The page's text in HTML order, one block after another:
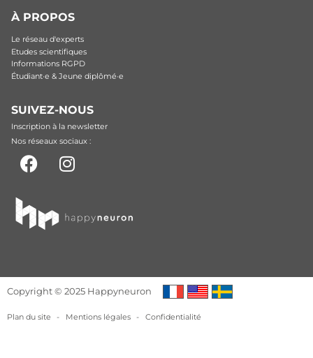
À PROPOS
Le réseau d'experts
Etudes scientifiques
Informations RGPD
Étudiant·e & Jeune diplômé·e
SUIVEZ-NOUS
Inscription à la newsletter
Nos réseaux sociaux :
Copyright © 2025 Happyneuron
Plan du site - Mentions légales - Confidentialité